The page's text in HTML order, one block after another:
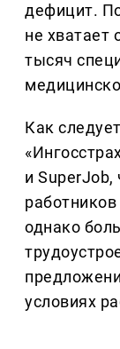
дефицит.
не хватает
тысяч
Как
и
однако
условиях